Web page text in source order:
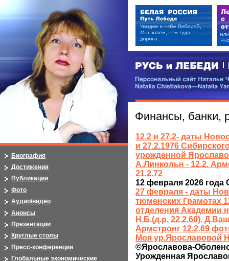
РУСЬ и ЛЕБЕДИ | RUSI —
Персональный сайт Натальи
Финансы, банки,
12.2 и 27.2- даты
и 27.2.1976
урожденной
А.Линкольн - 12.2.
21.2.72
12 февраля 2026 года
27 февраля - даты
тюменских Грамотах
отделения Академии
Н.Б.(д.р. 22.2.60).
Армстронг 12.2.69
Моя ур.Ярославовой
©Ярославова-
Урожденная
Биография
Достижения
Публикации
Фото
Аудио/видео
Анонсы
Презентации
Круглые столы
Пресс-конференции
Глобальные экономические